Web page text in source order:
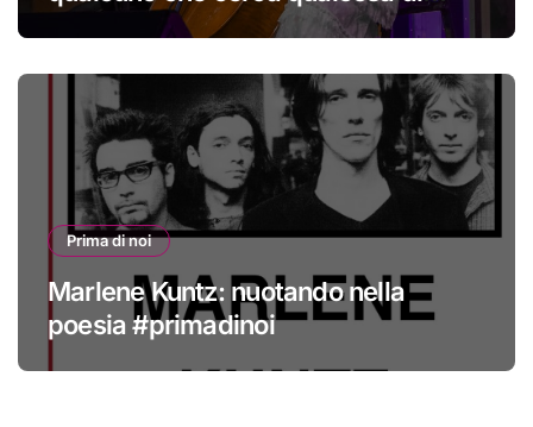
Prima di noi
Marlene Kuntz: nuotando nella
poesia #primadinoi